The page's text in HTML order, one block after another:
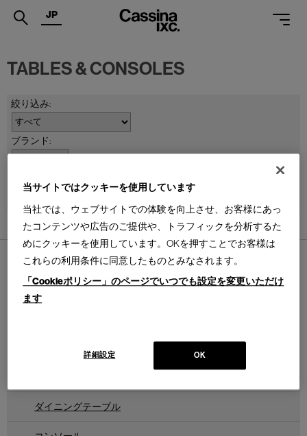
.
SERVICES
PROJECTS
SUPPORT
SHOPS
CATALOGUES
PROFESSIONAL
JP
TABLES & CONSOLES
1件あります
件あります
ダイニングテーブル
当サイトではクッキーを使用しています
当社では、ウェブサイトでの体験を向上させ、お客様にあっ
たコンテンツや広告のご提供や、トラフィックを分析するた
めにクッキーを使用しています。OKを押すことでお客様は
これらの利用条件に同意したものとみなされます。
「Cookieポリシー」のページでいつでも設定を変更いただけ
ます
OK
詳細設定